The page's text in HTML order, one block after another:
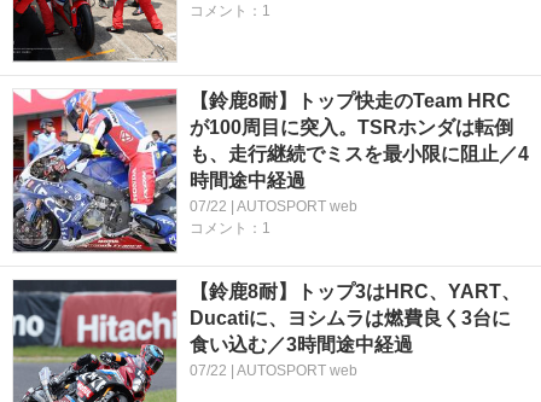
コメント：1
【鈴鹿8耐】トップ快走のTeam HRC
が100周目に突入。TSRホンダは転倒
も、走行継続でミスを最小限に阻止／4
時間途中経過
07/22 | AUTOSPORT web
コメント：1
【鈴鹿8耐】トップ3はHRC、YART、
Ducatiに、ヨシムラは燃費良く3台に
食い込む／3時間途中経過
07/22 | AUTOSPORT web